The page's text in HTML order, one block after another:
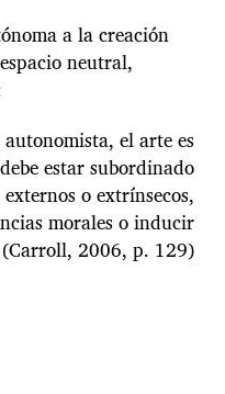
a la creación
neutral,
el arte es
estar subordinado
o extrínsecos,
morales o inducir
2006, p. 129)